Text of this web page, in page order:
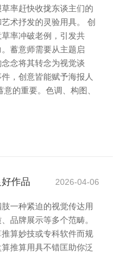
率赶快收拢东谈主们的
术抒发的灵验用具。 创
率冲破老例，引发共
蓄意师需要从主题启
念将其转念为视觉谈
，创意皆能赋予海报人
的重要。色调、构图、
作品 2026-04-06
一种紧迫的视觉传达用
品牌展示等多个范畴。
算妙技或专科软件而规
推算用具不错匡助你泛